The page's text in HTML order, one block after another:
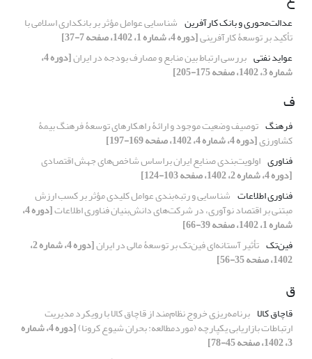
عدالت‌محوری و بانک کارآفرین شناسایی عوامل مؤثر بر بانکداری اسلامی با
تأکید بر توسعۀ کارآفرینی[دوره 4، شماره 1، 1402، صفحه 7-37]
عواید نفتی بررسی ارتباط بین منابع و مصارف بودجه در ایران [دوره 4،
شماره 3، 1402، صفحه 175-205]
ف
فرهنگ توصیف وضعیت موجود و ارائۀ راهکارهای توسعۀ فرهنگ بیمۀ
کشاورزی[دوره 4، شماره 4، 1402، صفحه 169-197]
فناوری اولویت‌بندی صنایع ایران براساس شاخص‌های جهش اقتصادی
[دوره 4، شماره 2، 1402، صفحه 103-124]
فناوری اطلاعات شناسایی و رتبه‏‌بندی عوامل کلیدی مؤثر بر کسب ارزش
مبتنی بر اقتصاد نوآوری، در شرکت‏‌های دانش‌‏بنیان فناوری اطلاعات [دوره 4،
شماره 1، 1402، صفحه 39-66]
فین‌‏تک تأثیر آستانه‌‏ای فین‌‏تک بر توسعۀ مالی در ایران [دوره 4، شماره 2،
1402، صفحه 35-56]
ق
قاچاق کالا برنامه‌ریزی خروج نظام‌مند از قاچاق کالا با رویکرد مدیریت
ارتباطات بازاریابی یکپارچه (موردمطالعه: بحران شیوع کرونا) [دوره 4، شماره
3، 1402، صفحه 45-78]